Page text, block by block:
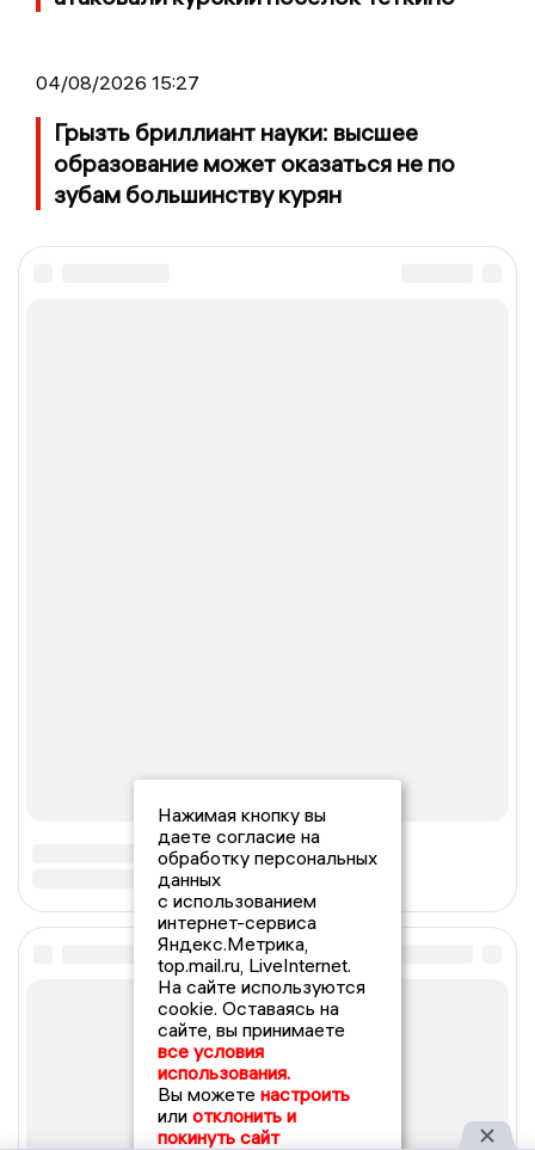
04/08/2026 15:27
Грызть бриллиант науки: высшее
образование может оказаться не по
зубам большинству курян
Нажимая кнопку вы
даете согласие на
обработку персональных
данных
с использованием
интернет-сервиса
Яндекс.Метрика,
top.mail.ru, LiveInternet.
На сайте используются
cookie. Оставаясь на
сайте, вы принимаете
все условия
использования.
Вы можете настроить
или отклонить и
покинуть сайт